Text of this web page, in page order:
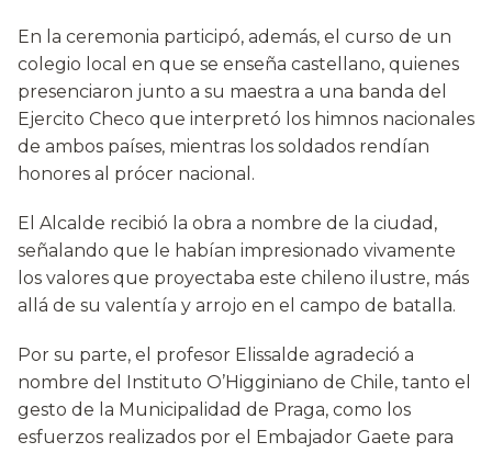
En la ceremonia participó, además, el curso de un
colegio local en que se enseña castellano, quienes
presenciaron junto a su maestra a una banda del
Ejercito Checo que interpretó los himnos nacionales
de ambos países, mientras los soldados rendían
honores al prócer nacional.
El Alcalde recibió la obra a nombre de la ciudad,
señalando que le habían impresionado vivamente
los valores que proyectaba este chileno ilustre, más
allá de su valentía y arrojo en el campo de batalla.
Por su parte, el profesor Elissalde agradeció a
nombre del Instituto O’Higginiano de Chile, tanto el
gesto de la Municipalidad de Praga, como los
esfuerzos realizados por el Embajador Gaete para